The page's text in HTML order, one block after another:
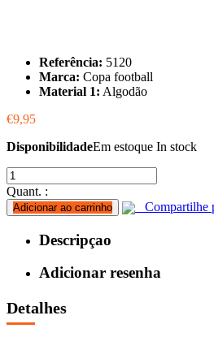
Referência: 5120
Marca: Copa football
Material 1: Algodão
€9,95
DisponibilidadeEm estoque In stock
Quant. :
Adicionar ao carrinho Compartilhe
Descripçao
Adicionar resenha
Detalhes